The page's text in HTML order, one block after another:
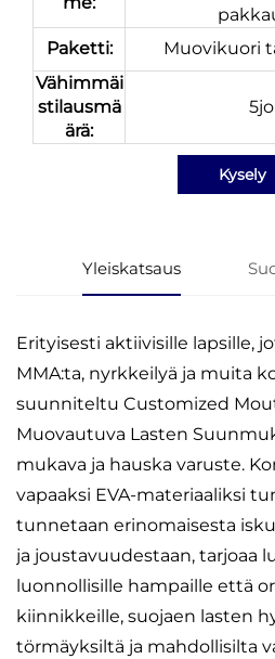
Paketti:
Muovikuori
Vähimmäi
stilausmä
ärä:
Kysely
Yleiskatsaus
Erityisesti aktiivisille lapsille,
MMA:ta, nyrkkeilyä ja muita
suunniteltu Customized
Muovautuva Lasten
mukava ja hauska varuste.
vapaaksi EVA-materiaaliksi
tunnetaan erinomaisesta
ja joustavuudestaan, tarjoaa
luonnollisille hampaille että
kiinnikkeille, suojaen lasten
törmäyksiltä ja mahdollisilta